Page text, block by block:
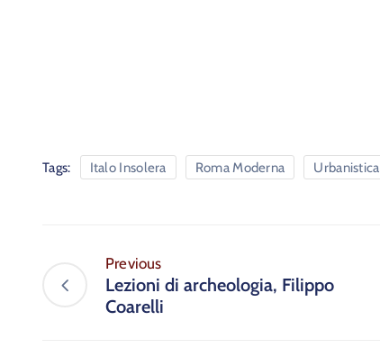
Tags: Italo Insolera Roma Moderna Urbanistica
Previous
Lezioni di archeologia, Filippo
Coarelli